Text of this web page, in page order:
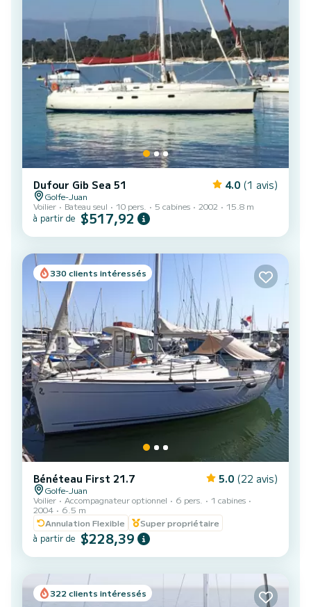
Dufour Gib Sea 51 4.0 (1 avis)
Golfe-Juan
Voilier
Bateau seul 10 pers. 5 cabines 2002 15.8 m
à partir de $517,92
330 clients intéressés
Bénéteau First 21.7 5.0 (22 avis)
Golfe-Juan
Voilier
Accompagnateur optionnel 6 pers.
1 cabines
2004
6.5 m
Annulation Flexible
Super propriétaire
à partir de $228,39
322 clients intéressés